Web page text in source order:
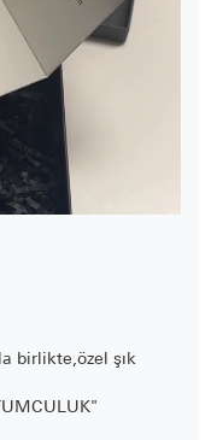
birlikte,özel şık